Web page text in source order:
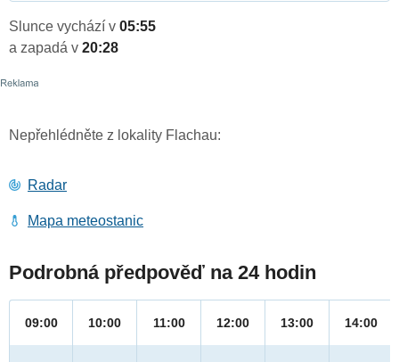
Slunce vychází v 05:55
a zapadá v 20:28
Nepřehlédněte z lokality Flachau:
Radar
Mapa meteostanic
Podrobná předpověď na 24 hodin
09:00 10:00 11:00 12:00 13:00 14:00